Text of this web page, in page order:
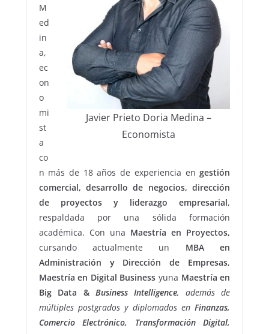
Javier Prieto Doria Medina –
Economista
M
ed
in
a,
ec
on
o
mi
st
a
co
n más de 18 años de experiencia engestión
comercial, desarrollo de negocios, dirección
de proyectos y liderazgo empresarial,
respaldada por una sólida formación
académica. Con una Maestría en Proyectos,
cursando actualmente un MBA en
Administración y Dirección de Empresas,
Maestría en Digital Businessyuna Maestría en
Big Data & Business Intelligence, además de
múltiples postgrados y diplomados enFinanzas,
Comercio Electrónico, Transformación Digital,